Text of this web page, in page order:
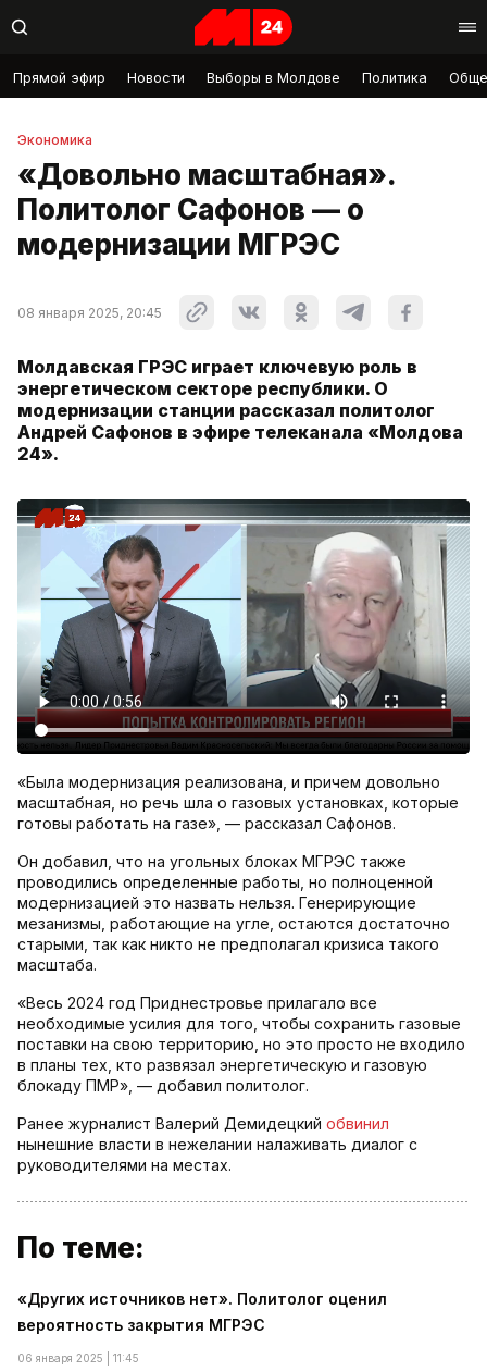
Прямой эфир Новости Выборы в Молдове Политика
Экономика
«Довольно масштабная».
Политолог Сафонов — о
модернизации МГРЭС
08 января 2025, 20:45
Молдавская ГРЭС играет ключевую роль в
энергетическом секторе республики. О
модернизации станции рассказал политолог
Андрей Сафонов в эфире телеканала «Молдова
24».
«Была модернизация реализована, и причем довольно
масштабная, но речь шла о газовых установках, которые
готовы работать на газе», — рассказал Сафонов.
Он добавил, что на угольных блоках МГРЭС также
проводились определенные работы, но полноценной
модернизацией это назвать нельзя. Генерирующие
мезанизмы, работающие на угле, остаются достаточно
старыми, так как никто не предполагал кризиса такого
масштаба.
«Весь 2024 год Приднестровье прилагало все
необходимые усилия для того, чтобы сохранить газовые
поставки на свою территорию, но это просто не входило
в планы тех, кто развязал энергетическую и газовую
блокаду ПМР», — добавил политолог.
Ранее журналист Валерий Демидецкий обвинил
нынешние власти в нежелании налаживать диалог с
руководителями на местах.
По теме:
«Других источников нет». Политолог оценил
вероятность закрытия МГРЭС
06 января 2025 | 11:45